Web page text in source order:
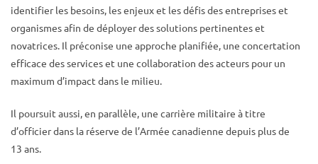
identifier les besoins, les enjeux et les défis des entreprises et
organismes afin de déployer des solutions pertinentes et
novatrices. Il préconise une approche planifiée, une concertation
efficace des services et une collaboration des acteurs pour un
maximum d’impact dans le milieu.
Il poursuit aussi, en parallèle, une carrière militaire à titre
d’officier dans la réserve de l’Armée canadienne depuis plus de
13 ans.